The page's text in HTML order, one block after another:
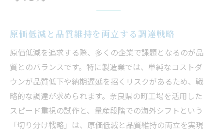
原価低減と品質維持を両立する調達戦略
原価低減を追求する際、多くの企業で課題となるのが品
質とのバランスです。特に製造業では、単純なコストダ
ウンが品質低下や納期遅延を招くリスクがあるため、戦
略的な調達が求められます。奈良県の町工場を活用した
スピード重視の試作と、量産段階での海外シフトという
「切り分け戦略」は、原価低減と品質維持の両立を実現